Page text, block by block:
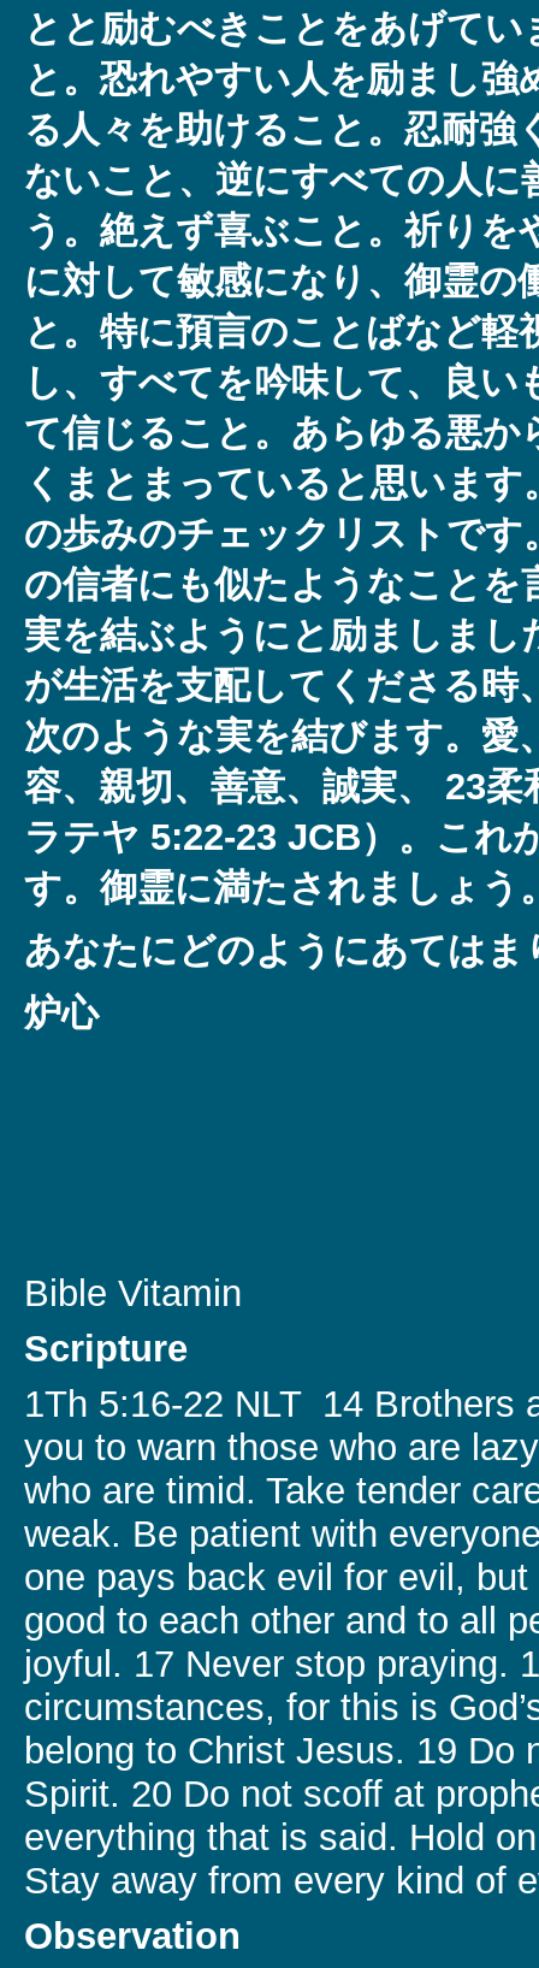
とと励むべきことをあげて
と。恐れやすい人を励まし強
る人々を助けること。忍耐強
ないこと、逆にすべての人に
う。絶えず喜ぶこと。祈りを
に対して敏感になり、御霊の
と。特に預言のことばなど軽
し、すべてを吟味して、良い
て信じること。あらゆる悪か
くまとまっていると思いま
の歩みのチェックリストで
の信者にも似たようなことを
実を結ぶようにと励ましまし
が生活を支配してくださる時
次のような実を結びます。愛
容、親切、善意、誠実、 23
ラテヤ 5:22-23 JCB）。これ
す。御霊に満たされましょう
あなたにどのようにあてはま
炉心
Bible Vitamin
Scripture
1Th 5:16-22 NLT 14 Brothers
you to warn those who are
who are timid. Take tender
weak. Be patient with
one pays back evil for evil,
good to each other and to all
joyful. 17 Never stop praying.
circumstances, for this is
belong to Christ Jesus. 19 Do
Spirit. 20 Do not scoff at
everything that is said. Hold
Stay away from every kind of
Observation